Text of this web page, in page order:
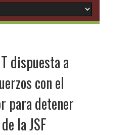
dispuesta a
con el
para detener
la JSF